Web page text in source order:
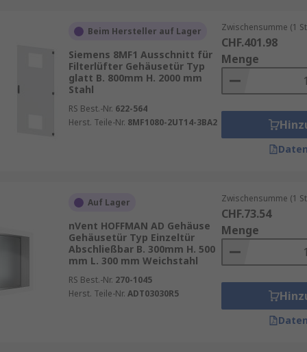
wie Stahl, Aluminium oder Kunststoff, die je nach
die einem hohen Risiko durch chemische Einflüsse
Einsatz, die eine hohe Korrosionsbeständigkeit bieten.
und die Abdichtung eine wesentliche Rolle.
oder Staub in das Innere des Gehäuses eindringen.
Sie können individuell an die
Geräte ermöglichen, ohne die Tür öffnen
eine hohe Flexibilität. Ob für kleine Schaltschränke
Türlösung.
die Energieeffizienz zunehmend an Bedeutung.
sie die Temperaturregulierung im Inneren des
Beim Hersteller auf Lager
Siemens 8MF1 Ausschnitt für
Filterlüfter Gehäusetür Typ
glatt B. 800mm H. 2000 mm
Stahl
RS Best.-Nr. 622-564
Herst. Teile-Nr. 8MF1080-2UT14-3BA2
Zwischensumme (1
CHF.401.98
Menge
Auf Lager
nVent HOFFMAN AD Gehäuse
Gehäusetür Typ Einzeltür
Abschließbar B. 300mm H. 500
mm L. 300 mm Weichstahl
RS Best.-Nr. 270-1045
Herst. Teile-Nr. ADT03030R5
Zwischensumme (1
CHF.73.54
Menge